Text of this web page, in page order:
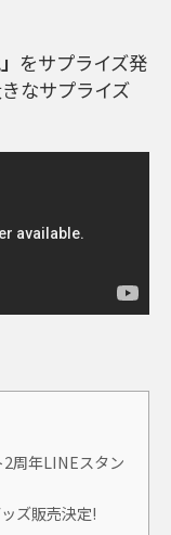
をサプライズ発
なサプライズ
周年LINEスタン
ズ販売決定!